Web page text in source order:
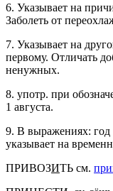
6. Указывает на
Заболеть от
7. Указывает на
первому. Отличать
ненужных.
8. употр. при
1 августа.
9. В выражениях: год
указывает на
ПРИВОЗИТЬ см.